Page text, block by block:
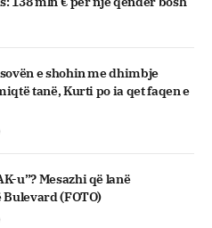
e shohin me dhimbje
tanë, Kurti po ia qet faqen e
u”? Mesazhi që lanë
(FOTO)